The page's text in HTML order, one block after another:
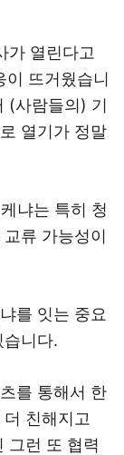
가 열린다고
이 뜨거웠습니
(사람들의) 기
열기가 정말
냐는 특히 청
류 가능성이
를 잇는 중요
니다.
를 통해서 한
친해지고
그런 또 협력